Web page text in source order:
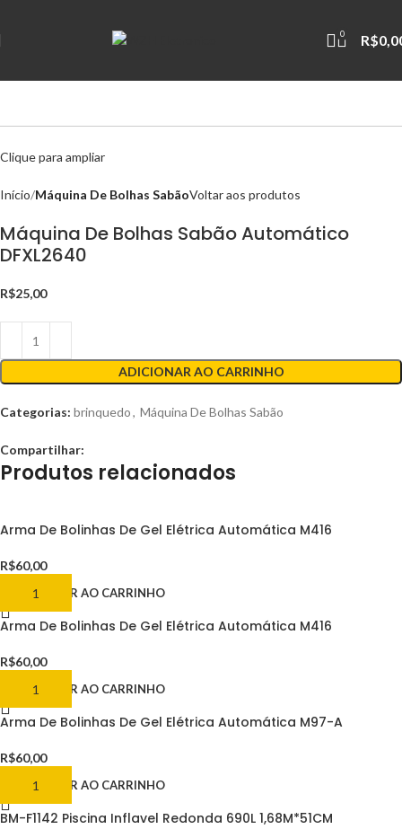
0 R$
Clique para ampliar
Início Máquina De Bolhas SabãoVoltar aos produtos
Máquina De Bolhas Sabão Automático
DFXL2640
R$25,00
ADICIONAR AO CARRINHO
Categorias: brinquedo, Máquina De Bolhas Sabão
Compartilhar:
Produtos relacionados
Arma De Bolinhas De Gel Elétrica Automática M416
R$60,00
ADICIONAR AO CARRINHO
Arma De Bolinhas De Gel Elétrica Automática M416
R$60,00
ADICIONAR AO CARRINHO
Arma De Bolinhas De Gel Elétrica Automática M97-A
R$60,00
ADICIONAR AO CARRINHO
BM-F1142 Piscina Inflavel Redonda 690L 1,68M*51CM